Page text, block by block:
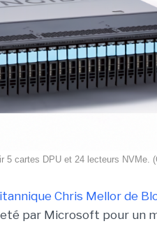
5 cartes DPU et 24 lecteurs NVMe.
Chris Mellor de
par Microsoft pour un